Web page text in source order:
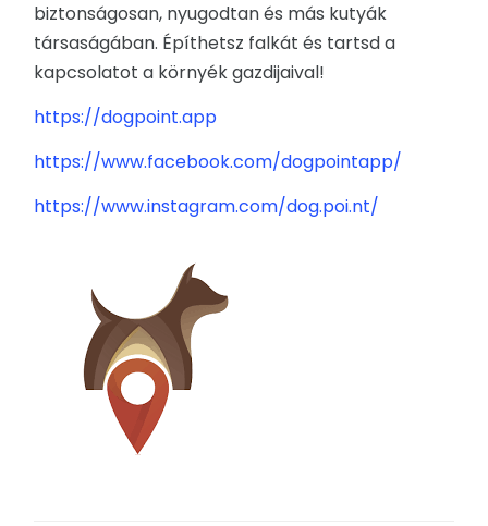
EGÉSZSÉG
RENDEZVÉNYEK
REKLÁMAJÁNDÉK
biztonságosan, nyugodtan és más kutyák
társaságában. Építhetsz falkát és tartsd a
kapcsolatot a környék gazdijaival!
https://dogpoint.app
https://www.facebook.com/dogpointapp/
https://www.instagram.com/dog.poi.nt/